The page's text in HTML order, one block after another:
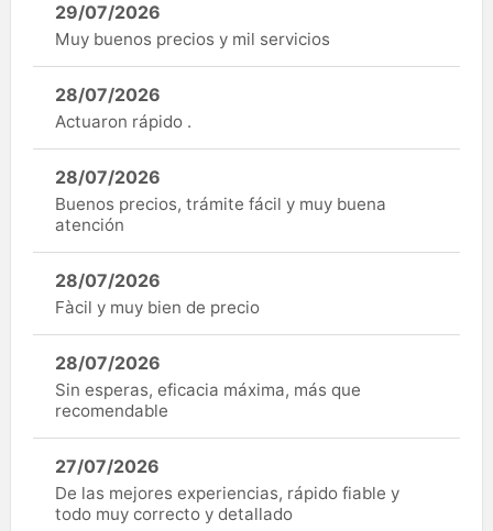
29/07/2026
Muy buenos precios y mil servicios
28/07/2026
Actuaron rápido .
28/07/2026
Buenos precios, trámite fácil y muy buena
atención
28/07/2026
Fàcil y muy bien de precio
28/07/2026
Sin esperas, eficacia máxima, más que
recomendable
27/07/2026
De las mejores experiencias, rápido fiable y
todo muy correcto y detallado